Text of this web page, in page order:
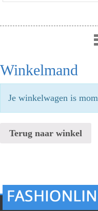
Winkelmand
Je winkelwagen is
Terug naar winkel